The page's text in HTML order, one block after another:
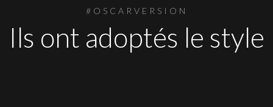
#OSCARVERSION
Ils ont adoptés le style